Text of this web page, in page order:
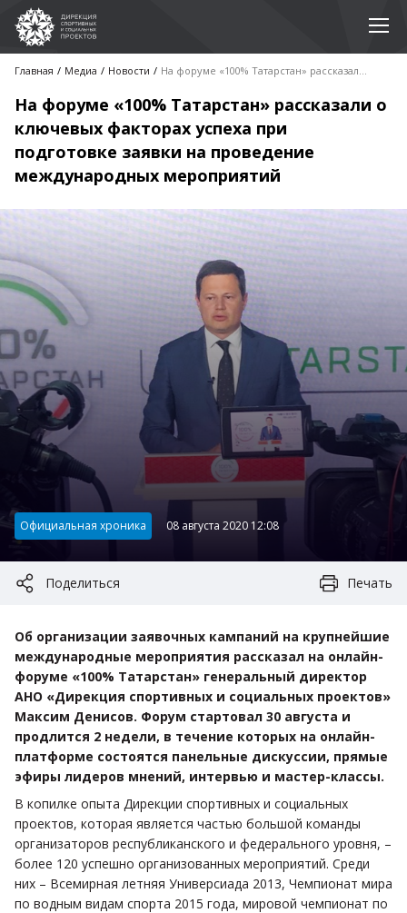
Главная Медиа Новости На форуме «100% Татарстан» рассказали о ключевых факторах успеха при подготовке заявки на проведение международных мероприятий
На форуме «100% Татарстан» рассказали о
ключевых факторах успеха при
подготовке заявки на проведение
международных мероприятий
Категория:
Официальная хроника 08 августа 2020 12:08
Поделиться Печать
Об организации заявочных кампаний на крупнейшие
международные мероприятия рассказал на онлайн-
форуме «100% Татарстан» генеральный директор
АНО «Дирекция спортивных и социальных проектов»
Максим Денисов. Форум стартовал 30 августа и
продлится 2 недели, в течение которых на онлайн-
платформе состоятся панельные дискуссии, прямые
эфиры лидеров мнений, интервью и мастер-классы.
В копилке опыта Дирекции спортивных и социальных
проектов, которая является частью большой команды
организаторов республиканского и федерального уровня, –
более 120 успешно организованных мероприятий. Среди
них – Всемирная летняя Универсиада 2013, Чемпионат мира
по водным видам спорта 2015 года, мировой чемпионат по